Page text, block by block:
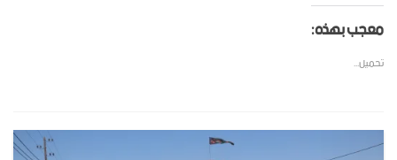
معجب بهذه:
تحميل...